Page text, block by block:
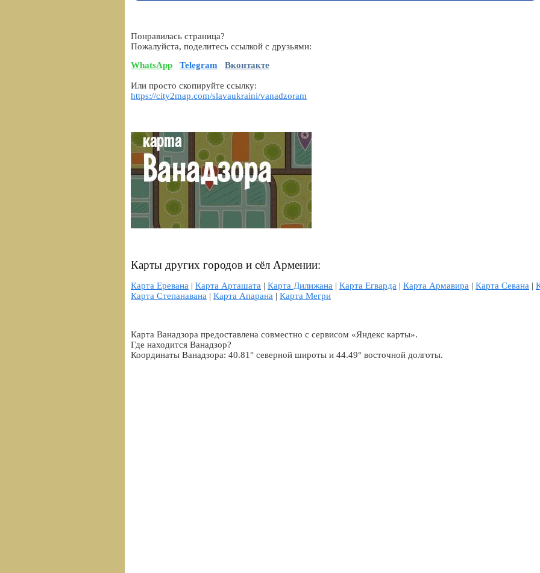
Понравилась страница?
Пожалуйста, поделитесь ссылкой с друзьями:
WhatsApp
Telegram Вконтакте
Или просто скопируйте ссылку:
https://city2map.com/slavaukraini/vanadzoram
Карты других городов и сёл Армении:
Карта Еревана | Карта Арташата | Карта Дилижана | Карта Егварда | Карта Армавира | Карта Севана |
Карта Степанавана | Карта Апарана | Карта Мегри
Карта Ванадзора предоставлена совместно с сервисом «Яндекс карты».
Где находится Ванадзор?
Координаты Ванадзора: 40.81° северной широты и 44.49° восточной долготы.